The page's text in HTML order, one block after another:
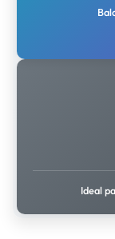
Ideal